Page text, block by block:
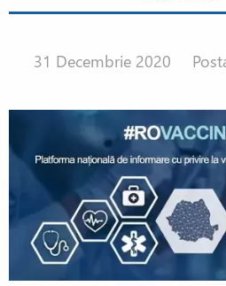
31 Decembrie 2020